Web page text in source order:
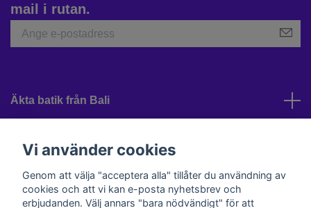
mail i rutan.
Äkta batik från Bali
Sociala medier
Vi använder cookies
Genom att välja "acceptera alla" tillåter du användning av
cookies och att vi kan e-posta nyhetsbrev och
erbjudanden. Välj annars "bara nödvändigt" för att